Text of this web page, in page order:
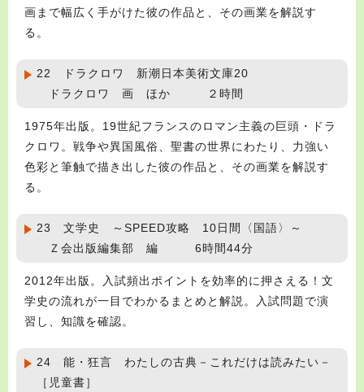
画まで幅広く手がけた彼の作品と、その画業を解説す
る。
22 ドラクロワ 新潮日本美術文庫20
ドラクロワ 画 ほか ２時間
1975年出版。19世紀フランスのロマン主義の巨頭・ドラ
クロワ。戦争や異国風俗、聖書の世界にわたり、力強い
色彩と筆触で描き出した彼の作品と、その画業を解説す
る。
23 文学史 ～SPEED攻略 10日間〈国語〉～
Ｚ会出版編集部 編 6時間44分
2012年出版。入試頻出ポイントを効率的に押さえる！文
学史の流れが一目でわかるまとめと解説。入試問題で演
習し、知識を確認。
24 能・狂言 わたしの古典－これだけは読みたい－
［児童書］